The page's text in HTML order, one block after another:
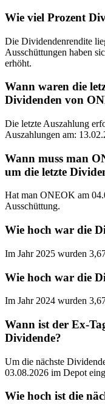
Wie viel Prozent
Die Dividendenrendite
Ausschüttungen haben
erhöht.
Wann waren die
Dividenden von
Die letzte Auszahlung
Auszahlungen am:
Wann muss man
um die letzte
Hat man ONEOK am
Ausschüttung.
Wie hoch war die
Im Jahr 2025 wurden
Wie hoch war die
Im Jahr 2024 wurden
Wann ist der Ex-
Dividende?
Um die nächste
03.08.2026 im Depot
Wie hoch ist die